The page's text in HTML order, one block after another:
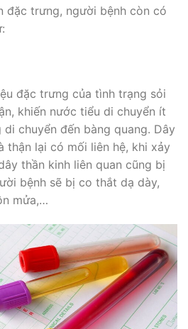
đặc trưng, người bệnh còn có
đặc trưng của tình trạng sỏi
khiến nước tiểu di chuyển ít
chuyển đến bàng quang. Dây
thận lại có mối liên hệ, khi xảy
thần kinh liên quan cũng bị
bệnh sẽ bị co thắt dạ dày,
mửa,…